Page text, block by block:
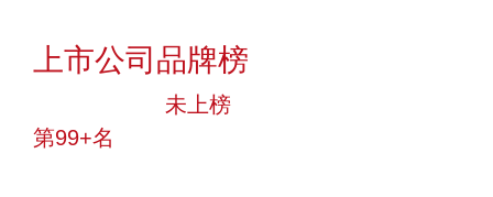
上市公司品牌榜
未上榜
第99+名